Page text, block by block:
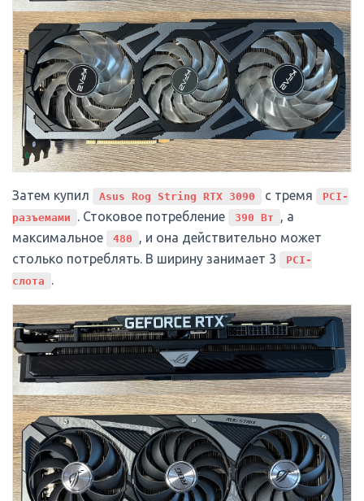
Затем купил Asus Rog String RTX 3090 с тремя
PCI-
разъемами
. Стоковое потребление 390 Вт
, а
максимальное
480
, и она действительно может
столько потреблять. В ширину занимает 3
PCI-
слота
.